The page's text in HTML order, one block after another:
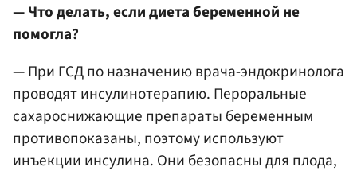
— Что делать, если диета беременной не
помогла?
— При ГСД по назначению врача-эндокринолога
проводят инсулинотерапию. Пероральные
сахароснижающие препараты беременным
противопоказаны, поэтому используют
инъекции инсулина. Они безопасны для плода,